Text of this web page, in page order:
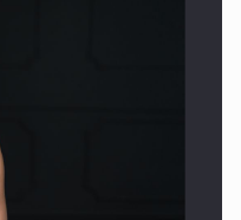
by benzinariile RO…